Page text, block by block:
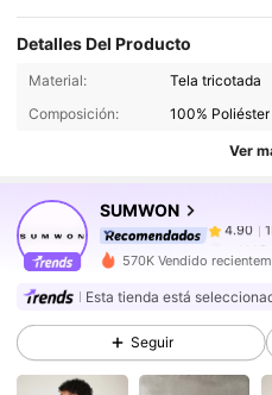
Detalles Del Producto
Material:
Tela tricotada
Composición:
100% Poliéster
Ver
SUMWON
e***2
4.90
4.90
4.90
570K Vendido
Esta tienda está
Seguir